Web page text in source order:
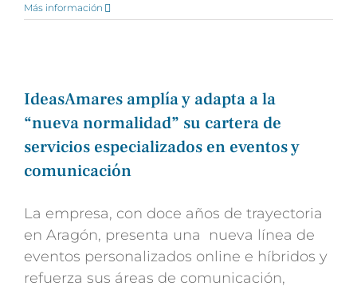
Más información
IdeasAmares amplía y adapta a la
“nueva normalidad” su cartera de
servicios especializados en eventos y
comunicación
La empresa, con doce años de trayectoria
en Aragón, presenta una nueva línea de
eventos personalizados online e híbridos y
refuerza sus áreas de comunicación,